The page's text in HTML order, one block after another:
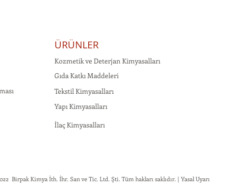
ÜRÜNLER
Kozmetik ve Deterjan Kimyasalları
Gıda Katkı Maddeleri
Tekstil Kimyasalları
Yapı Kimyasalları
İlaç Kimyasalları
Birpak Kimya İth. İhr. San ve Tic. Ltd. Şti. Tüm hakları saklıdır. | Yasal Uyarı